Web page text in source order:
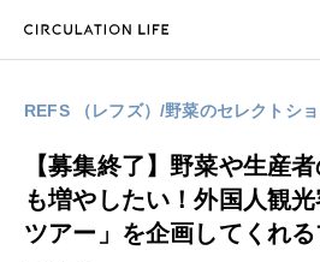
ABOUT
PARALLEL
REFS （レフズ）/野菜のセレクトシ
【募集終了】野菜や生産
も増やしたい！外国人観
ツアー」を企画してくれ